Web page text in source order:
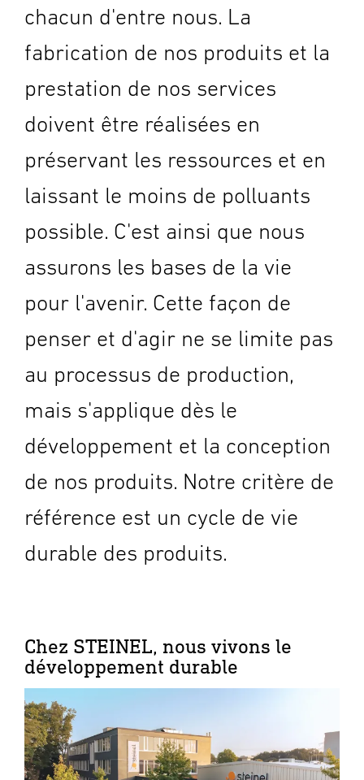
chacun d'entre nous. La
fabrication de nos produits et la
prestation de nos services
doivent être réalisées en
préservant les ressources et en
laissant le moins de polluants
possible. C'est ainsi que nous
assurons les bases de la vie
pour l'avenir. Cette façon de
penser et d'agir ne se limite pas
au processus de production,
mais s'applique dès le
développement et la conception
de nos produits. Notre critère de
référence est un cycle de vie
durable des produits.
Chez STEINEL, nous vivons le
développement durable